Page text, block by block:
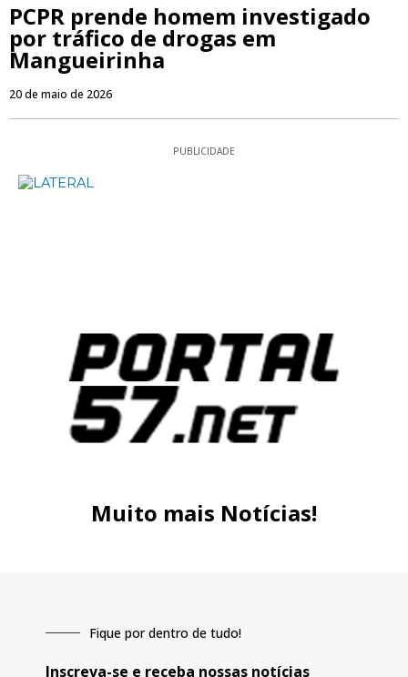
PCPR prende homem investigado
por tráfico de drogas em
Mangueirinha
20 de maio de 2026
PUBLICIDADE
Muito mais Notícias!
Fique por dentro de tudo!
Inscreva-se e receba nossas notícias